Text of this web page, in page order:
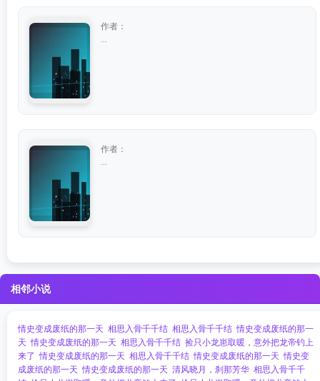
作者：
作者：
相邻小说
情史变成废纸的那一天 相思入骨千千结 相思入骨千千结 情史变成废纸的那一
天 情史变成废纸的那一天 相思入骨千千结 捡只小龙崽取暖，意外把龙帝钓上
来了 情史变成废纸的那一天 相思入骨千千结 情史变成废纸的那一天 情史变
成废纸的那一天 情史变成废纸的那一天 清风晓月，刹那芳华 相思入骨千千